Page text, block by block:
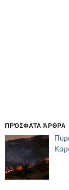
ΠΡΌΣΦΑΤΑ ΆΡΘΡΑ